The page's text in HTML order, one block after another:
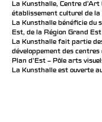
La Kunsthalle, Centre
établissement culturel de la
La Kunsthalle bénéficie du
Est, de la Région Grand
La Kunsthalle fait partie
développement des
Plan d’Est – Pôle arts
La Kunsthalle est ouverte